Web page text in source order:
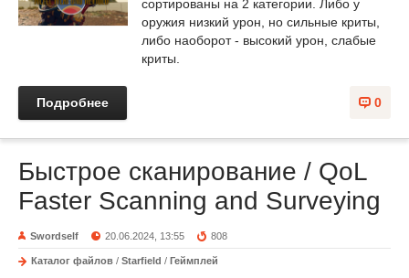
сортированы на 2 категории. Либо у
оружия низкий урон, но сильные криты,
либо наоборот - высокий урон, слабые
криты.
0
Подробнее
Быстрое сканирование / QoL
Faster Scanning and Surveying
Swordself 20.06.2024, 13:55 808
Каталог файлов / Starfield / Геймплей